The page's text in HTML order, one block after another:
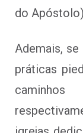
do
Ademais,
práticas